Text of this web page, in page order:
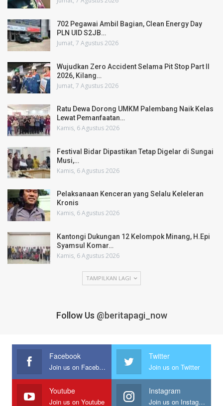
702 Pegawai Ambil Bagian, Clean Energy Day
PLN UID S2JB…
Jumat, 7 Agustus 2026
Wujudkan Zero Accident Selama Pit Stop Part II
2026, Kilang…
Jumat, 7 Agustus 2026
Ratu Dewa Dorong UMKM Palembang Naik Kelas
Lewat Pemanfaatan…
Kamis, 6 Agustus 2026
Festival Bidar Dipastikan Tetap Digelar di Sungai
Musi,…
Kamis, 6 Agustus 2026
Pelaksanaan Kenceran yang Selalu Keleleran
Kronis
Kamis, 6 Agustus 2026
Kantongi Dukungan 12 Kelompok Minang, H.Epi
Syamsul Komar…
Kamis, 6 Agustus 2026
TAMPILKAN LAGI
Follow Us @beritapagi_now
Facebook
Join us on Facebook
Twitter
Join us on Twitter
Youtube
Join us on Youtube
Instagram
Join us on Instagram